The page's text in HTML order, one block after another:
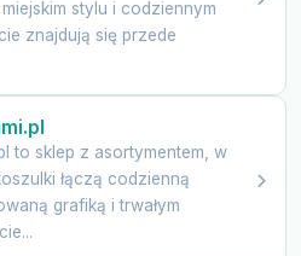
stylu i codziennym
znajdują się przede
to sklep z asortymentem, w
łączą codzienną
grafiką i trwałym